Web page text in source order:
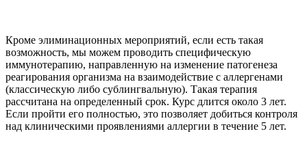
Кроме элиминационных мероприятий, если есть такая
возможность, мы можем проводить специфическую
иммунотерапию, направленную на изменение патогенеза
реагирования организма на взаимодействие с аллергенами
(классическую либо сублингвальную). Такая терапия
рассчитана на определенный срок. Курс длится около 3 лет.
Если пройти его полностью, это позволяет добиться контроля
над клиническими проявлениями аллергии в течение 5 лет.